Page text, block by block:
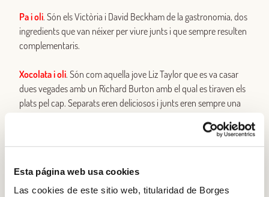
Esta página web usa cookies
Las cookies de este sitio web, titularidad de Borges
Pa i oli. Són els Victòria i David Beckham de la gastronomia, dos
ingredients que van néixer per viure junts i que sempre resulten
complementaris.
Xocolata i oli. Són com aquella jove Liz Taylor que es va casar
dues vegades amb un Richard Burton amb el qual es tiraven els
plats pel cap. Separats eren deliciosos i junts eren sempre una
Fruita i oli. Una broqueta de mandarina i plàtan regada amb un
Fitzgerald Kennedy dels aliments: la parella sexy per excel·lència
que no es deixava veure en els circuits dels famosos però que